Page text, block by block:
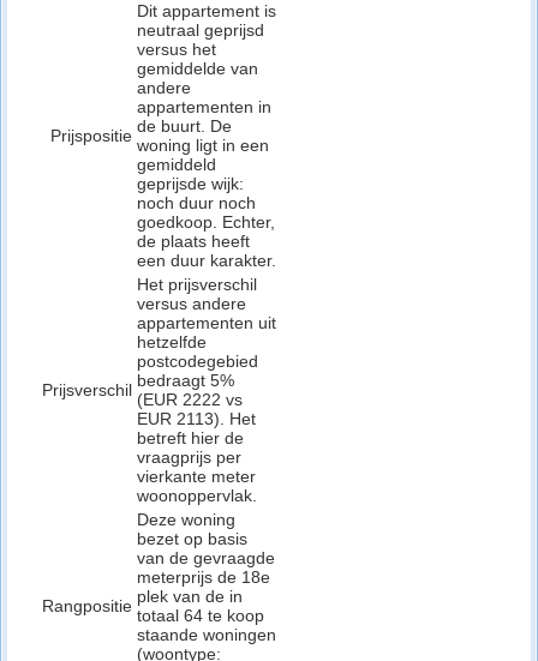
Prijspositie
Dit appartement is
neutraal geprijsd
versus het
gemiddelde van
andere
appartementen in
de buurt. De
woning ligt in een
gemiddeld
geprijsde wijk:
noch duur noch
goedkoop. Echter,
de plaats heeft
een duur karakter.
Prijsverschil
Het prijsverschil
versus andere
appartementen uit
hetzelfde
postcodegebied
bedraagt 5%
(EUR 2222 vs
EUR 2113). Het
betreft hier de
vraagprijs per
vierkante meter
woonoppervlak.
Rangpositie
Deze woning
bezet op basis
van de gevraagde
meterprijs de 18e
plek van de in
totaal 64 te koop
staande woningen
(woontype: